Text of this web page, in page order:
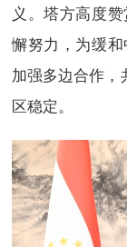
义。塔方高度
懈努力，为缓
加强多边合作，
区稳定。